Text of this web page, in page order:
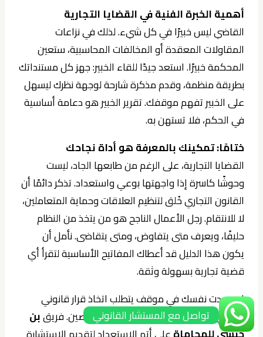
أهمية الخبرة الفنية في القضايا التجارية
القاضي ليس خبيرًا في كل شيء. لذلك في نزاعات
المقاولات المعقدة أو المخالفات المحاسبية، ستعين
المحكمة خبيرًا. استعد جيدًا للقاء الخبير: جهز كل مستنداتك
بطريقة منظمة، وقدم مذكرة شارحة لوجهة نظرك ليسهل
على الخبير تفهم موقفك. تقرير الخبير هو دعامة أساسية
في الحكم، فلا تستهن به.
ختامًا: تمكينك بالمعرفة هو أداة نجاحك
القضايا التجارية، على الرغم من طابعها الجاد، ليست
وحوشًا كاسرة إذا واجهتها بوعي واستعداد. تذكر دائمًا أن
القانون التجاري خُلق لتنظيم العلاقات وحماية المتعاملين،
لا للانتقام. رجل الأعمال الناجح هو من يتخذ من النظام
حليفًا، ويعرف متى يتفاوض، ومتى يتقاضى. نأمل أن
يكون هذا الدليل قد أعطاك المفاتيح الأساسية لتقرأ أي
قضية تجارية بسهولة وثقة.
إن وجدت نفسك في موقف يتطلب اتخاذ قرار قانوني
مصيري، فلا تتردد في التواصل مع متخصصين. فريقبن
تواصل مع المستشار القانوني